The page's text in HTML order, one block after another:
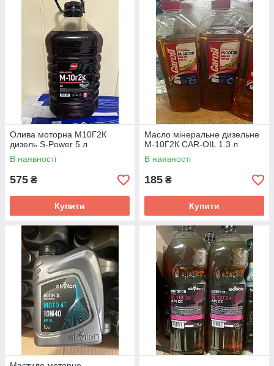
Олива моторна М10Г2К
дизель S-Power 5 л
В наявності
575 ₴
Купити
Масло мінеральне дизельне
М-10Г2К CAR-OIL 1.3 л
В наявності
185 ₴
Купити